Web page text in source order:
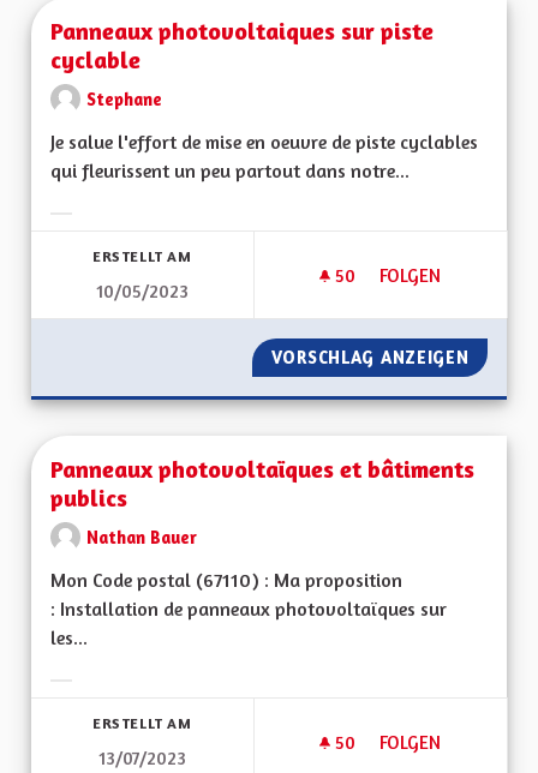
Panneaux photovoltaiques sur piste
cyclable
Stephane
Je salue l'effort de mise en oeuvre de piste cyclables
qui fleurissent un peu partout dans notre...
ERSTELLT AM
10/05/2023
50 50 FOLLOWER
FOLGEN
PANNEAUX
VORSCHLAG ANZEIGEN
Panneaux photovoltaïques et bâtiments
publics
Nathan Bauer
Mon Code postal (67110) : Ma proposition
: Installation de panneaux photovoltaïques sur
les...
ERSTELLT AM
13/07/2023
50 50 FOLLOWER
FOLGEN
PANNEAUX